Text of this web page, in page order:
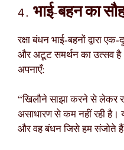
4. भाई-बहन का
रक्षा बंधन भाई-बहनों द्वारा
और अटूट समर्थन का उत्सव है।
अपनाएँ:
“खिलौने साझा करने से लेकर
असाधारण से कम नहीं रही है।
और वह बंधन जिसे हम संजोते